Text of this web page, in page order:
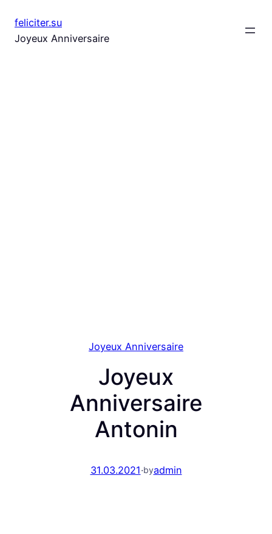
au
contenu
feliciter.su
Joyeux Anniversaire
Joyeux Anniversaire
Joyeux
Anniversaire
Antonin
31.03.2021·byadmin